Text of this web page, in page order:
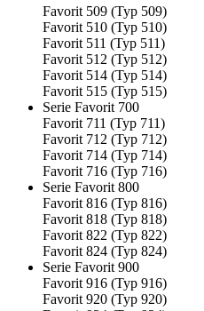
Favorit 509 (Typ 509)
Favorit 510 (Typ 510)
Favorit 511 (Typ 511)
Favorit 512 (Typ 512)
Favorit 514 (Typ 514)
Favorit 515 (Typ 515)
Serie Favorit 700
Favorit 711 (Typ 711)
Favorit 712 (Typ 712)
Favorit 714 (Typ 714)
Favorit 716 (Typ 716)
Serie Favorit 800
Favorit 816 (Typ 816)
Favorit 818 (Typ 818)
Favorit 822 (Typ 822)
Favorit 824 (Typ 824)
Serie Favorit 900
Favorit 916 (Typ 916)
Favorit 920 (Typ 920)